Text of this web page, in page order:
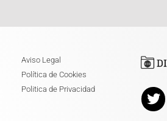
Aviso Legal
Política de Cookies
Politica de Privacidad